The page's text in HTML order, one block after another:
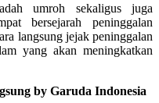
umroh sekaligus juga
bersejarah peninggalan
langsung jejak peninggalan
yang akan meningkatkan
by Garuda Indonesia